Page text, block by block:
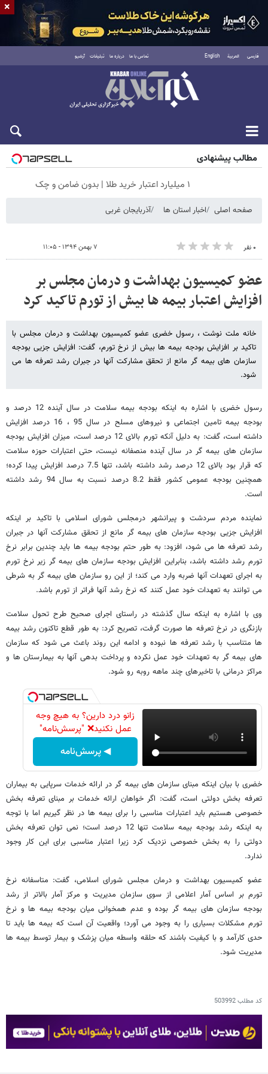
فارسی العربية English تماس با ما درباره ما تبلیغات آرشیو
جمعه ۱۶ مرداد ۱۴۰۵
مطالب پیشنهادی
۱ میلیارد اعتبار خرید طلا | بدون ضامن و چک
صفحه اصلی اخبار استان ها آذربایجان غربی
۰ نفر ۷ بهمن ۱۳۹۴ - ۱۱:۰۵
عضو کمیسیون بهداشت و درمان مجلس بر
افزایش اعتبار بیمه ها بیش از تورم تاکید کرد
خانه ملت نوشت ، رسول خضری عضو کمیسیون بهداشت و درمان مجلس با
تاکید بر افزایش بودجه بیمه ها بیش از نرخ تورم، گفت: افزایش جزیی بودجه
سازمان های بیمه گر مانع از تحقق مشارکت آنها در جبران رشد تعرفه ها می
شود.
رسول خضری با اشاره به اینکه بودجه بیمه سلامت در سال آینده 12 درصد و
بودجه بیمه تامین اجتماعی و نیروهای مسلح در سال 95 ، 16 درصد افزایش
داشته است، گفت: به دلیل آنکه تورم بالای 12 درصد است، میزان افزایش بودجه
سازمان های بیمه گر در سال آینده منصفانه نیست، حتی اعتبارات حوزه سلامت
که قرار بود بالای 12 درصد رشد داشته باشد، تنها 7.5 درصد افزایش پیدا کرده؛
همچنین بودجه عمومی کشور فقط 8.2 درصد نسبت به سال 94 رشد داشته
است.
نماینده مردم سردشت و پیرانشهر درمجلس شورای اسلامی با تاکید بر اینکه
افزایش جزیی بودجه سازمان های بیمه گر مانع از تحقق مشارکت آنها در جبران
رشد تعرفه ها می شود، افزود: به طور حتم بودجه بیمه ها باید چندین برابر نرخ
تورم رشد داشته باشد، بنابراین افزایش بودجه سازمان های بیمه گر زیر نرخ تورم
به اجرای تعهدات آنها ضربه وارد می کند؛ از این رو سازمان های بیمه گر به شرطی
می توانند به تعهدات خود عمل کنند که نرخ رشد آنها فراتر از تورم باشد.
وی با اشاره به اینکه سال گذشته در راستای اجرای صحیح طرح تحول سلامت
بازنگری در نرخ تعرفه ها صورت گرفت، تصریح کرد: به طور قطع تاکنون رشد بیمه
ها متناسب با رشد تعرفه ها نبوده و ادامه این روند باعث می شود که سازمان
های بیمه گر به تعهدات خود عمل نکرده و پرداخت بدهی آنها به بیمارستان ها و
مراکز درمانی با تاخیرهای چند ماهه روبه رو شود.
زانو درد دارین؟ به هیچ وجه
عمل نکنید❌ "پرسش‌نامه"
◀ پرسش‌نامه
خضری با بیان اینکه مبنای سازمان های بیمه گر در ارائه خدمات سرپایی به بیماران
تعرفه بخش دولتی است، گفت: اگر خواهان ارائه خدمات بر مبنای تعرفه بخش
خصوصی هستیم باید اعتبارات مناسبی را برای بیمه ها در نظر گیریم اما با توجه
به اینکه رشد بودجه بیمه سلامت تنها 12 درصد است؛ نمی توان تعرفه بخش
دولتی را به بخش خصوصی نزدیک کرد زیرا اعتبار مناسبی برای این کار وجود
ندارد.
عضو کمیسیون بهداشت و درمان مجلس شورای اسلامی، گفت: متاسفانه نرخ
تورم بر اساس آمار اعلامی از سوی سازمان مدیریت و مرکز آمار بالاتر از رشد
بودجه سازمان های بیمه گر بوده و عدم همخوانی میان بودجه بیمه ها و نرخ
تورم مشکلات بسیاری را به وجود می آورد؛ واقعیت آن است که بیمه ها باید تا
حدی کارآمد و با کیفیت باشند که حلقه واسطه میان پزشک و بیمار توسط بیمه ها
مدیریت شود.
کد مطلب503992
×